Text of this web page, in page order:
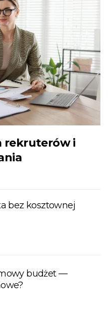
rekruterów i
bez kosztownej
budżet —